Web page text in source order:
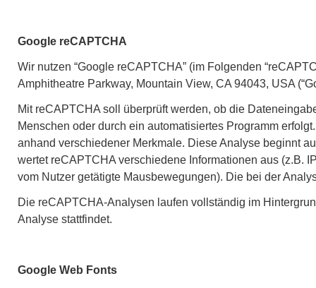
Google reCAPTCHA
Wir nutzen “Google reCAPTCHA” (im Folgenden
Amphitheatre Parkway, Mountain View, CA 94043, USA
Mit reCAPTCHA soll überprüft werden, ob die
Menschen oder durch ein automatisiertes Programm
anhand verschiedener Merkmale. Diese Analyse beginnt
wertet reCAPTCHA verschiedene Informationen aus (z.B.
vom Nutzer getätigte Mausbewegungen). Die bei der
Die reCAPTCHA-Analysen laufen vollständig im
Analyse stattfindet.
Google Web Fonts